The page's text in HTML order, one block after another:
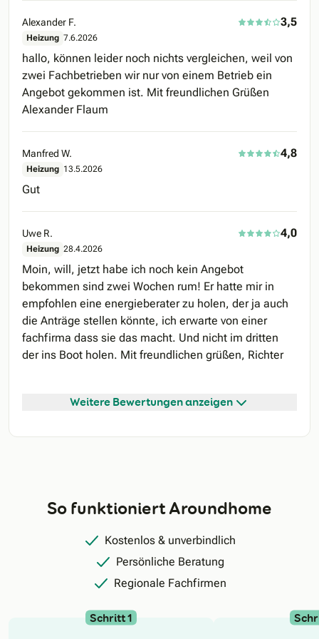
Alexander F. 3,5
Heizung 7.6.2026
hallo, können leider noch nichts vergleichen, weil von
zwei Fachbetrieben wir nur von einem Betrieb ein
Angebot gekommen ist. Mit freundlichen Grüßen
Alexander Flaum
Manfred W. 4,8
Heizung 13.5.2026
Gut
Uwe R. 4,0
Heizung 28.4.2026
Moin, will, jetzt habe ich noch kein Angebot
bekommen sind zwei Wochen rum! Er hatte mir in
empfohlen eine energieberater zu holen, der ja auch
die Anträge stellen könnte, ich erwarte von einer
fachfirma dass sie das macht. Und nicht im dritten
der ins Boot holen. Mit freundlichen grüßen, Richter
Weitere Bewertungen anzeigen
So funktioniert Aroundhome
Kostenlos & unverbindlich
Persönliche Beratung
Regionale Fachfirmen
Schritt 1